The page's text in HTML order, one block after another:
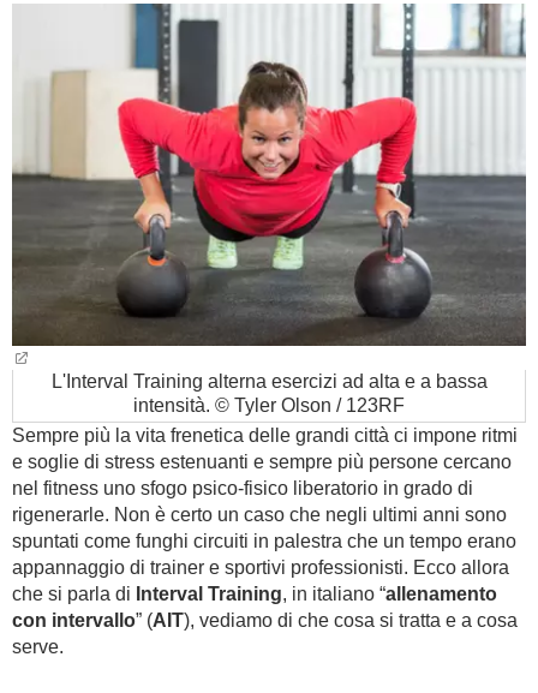
BAMBINO
FORUM
L'Interval Training alterna esercizi ad alta e a bassa
intensità. © Tyler Olson / 123RF
Sempre più la vita frenetica delle grandi città ci impone ritmi
e soglie di stress estenuanti e sempre più persone cercano
nel fitness uno sfogo psico-fisico liberatorio in grado di
rigenerarle. Non è certo un caso che negli ultimi anni sono
spuntati come funghi circuiti in palestra che un tempo erano
appannaggio di trainer e sportivi professionisti. Ecco allora
che si parla di Interval Training, in italiano “allenamento
con intervallo” (AIT), vediamo di che cosa si tratta e a cosa
serve.